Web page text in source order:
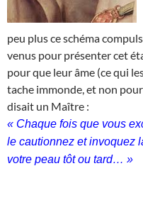
peu plus ce schéma
venus pour présenter cet
pour que leur âme (ce qui
tache immonde, et non
disait un Maître :
« Chaque fois que vous
le cautionnez et invoquez
votre peau tôt ou tard… »